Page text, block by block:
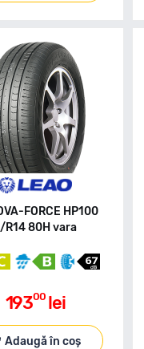
FORCE HP100
80H vara
19300 lei
Adaugă în coș